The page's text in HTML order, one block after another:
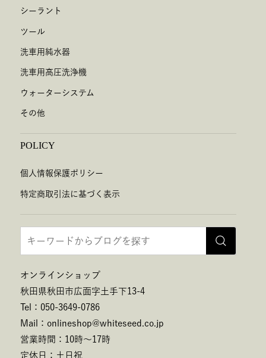
シーラント
ツール
洗車用純水器
洗車用高圧洗浄機
ウォーターシステム
その他
POLICY
個人情報保護ポリシー
特定商取引法に基づく表示
オンラインショップ
秋田県秋田市広面字土手下13-4
Tel：050-3649-0786
Mail：onlineshop@whiteseed.co.jp
営業時間：10時～17時
定休日：土日祝